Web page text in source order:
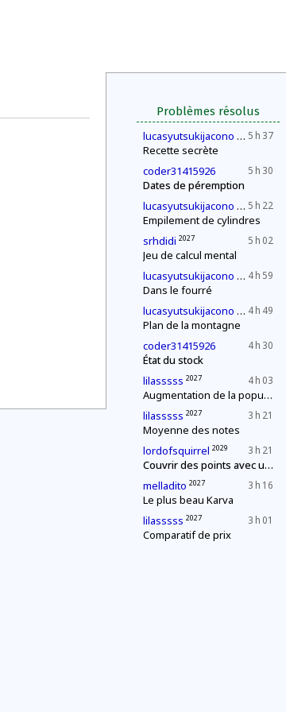
Problèmes résolus
5 h 37
lucasyutsukijacono 2030
Recette secrète
5 h 30
coder31415926
Dates de péremption
5 h 22
lucasyutsukijacono 2030
Empilement de cylindres
5 h 02
srhdidi 2027
Jeu de calcul mental
4 h 59
lucasyutsukijacono 2030
Dans le fourré
4 h 49
lucasyutsukijacono 2030
Plan de la montagne
4 h 30
coder31415926
État du stock
4 h 03
lilasssss 2027
Augmentation de la population
3 h 21
lilasssss 2027
Moyenne des notes
3 h 21
lordofsquirrel 2029
Couvrir des points avec un segment de longueur fixe
3 h 16
melladito 2027
Le plus beau Karva
3 h 01
lilasssss 2027
Comparatif de prix